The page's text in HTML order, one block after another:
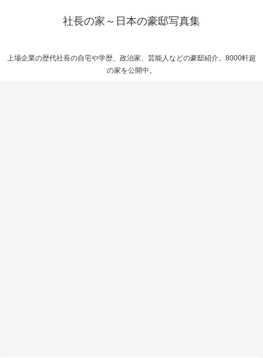
社長の家～日本の豪邸写真集
上場企業の歴代社長の自宅や学歴、政治家、芸能人などの豪邸紹介。8000軒超
の家を公開中。